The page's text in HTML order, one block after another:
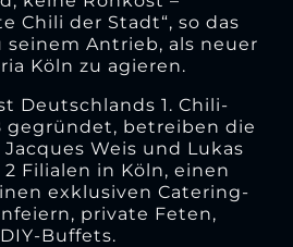
Chili der Stadt“, so das
Antrieb, als neuer
Köln zu agieren.
Deutschlands 1. Chili-
gegründet, betreiben die
Weis und Lukas
Filialen in Köln, einen
exklusiven Catering-
private Feten,
Buffets.